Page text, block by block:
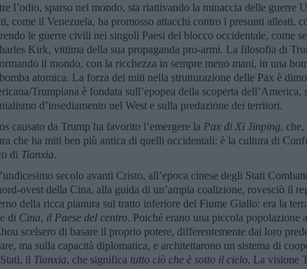
l’odio, sparso nel mondo, sta riattivando la minaccia delle guerre
come il Venezuela, ha promosso attacchi contro i presunti alleati,
le guerre civili nei singoli Paesi del blocco occidentale, come
Kirk, vittima della sua propaganda pro-armi. La filosofia di
il mondo, con la ricchezza in sempre meno mani, in una
atomica. La forza dei miti nella strutturazione delle Pax è
Trumpiana è fondata sull’epopea della scoperta
d’insediamento nel West e sulla predazione dei territori.
causato da Trump ha favorito l’emergere la Pax di Xi Jinping,
che ha miti ben più antica di quelli occidentali: è la cultura di
di Tianxia.
secolo avanti Cristo, all’epoca cinese degli Stati
ovest della Cina, alla guida di un’ampia coalizione, rovesciò il
della ricca pianura sul tratto inferiore del Fiume Giallo: era la
di Cina, il Paese del centro. Poiché erano una piccola popolazione
scelsero di basare il proprio potere, differentemente dai loro
ma sulla capacità diplomatica, e architettarono un sistema di
il Tianxia, che significa tutto ciò che è sotto il cielo. La visione